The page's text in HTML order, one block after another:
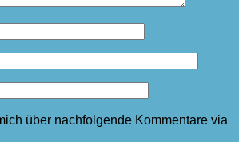
über nachfolgende Kommentare via